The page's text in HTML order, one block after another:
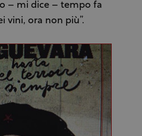
– mi dice – tempo fa
vini, ora non più”.